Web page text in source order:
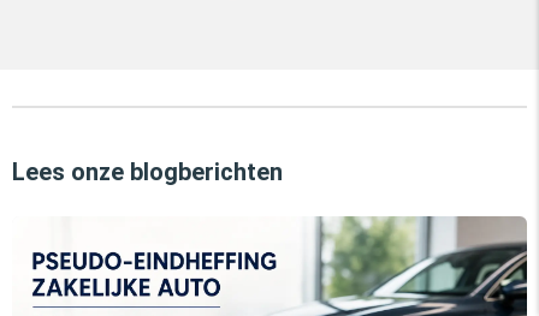
Lees onze blogberichten